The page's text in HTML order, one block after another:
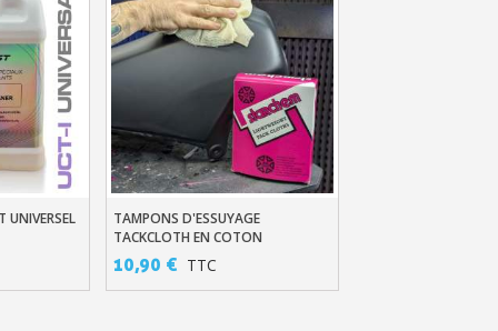
Ajouter Au Panier
TAMPONS D'ESSUYAGE
TACKCLOTH EN COTON
ANTIPOUSSIÈRE X10
10,90 € TTC